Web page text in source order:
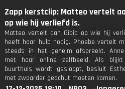
Zapp kerstclip: Matteo vertelt
op wie hij verliefd is.
Matteo vertelt aan Gioia op wie hij
heeft haar hulp nodig. Phoebe vertelt
steeds in het geheim afspreekt.
met haar online zelfbeeld. Als
buurthuis wordt gesloopt, besluit
met zwaarder geschut moeten komen.